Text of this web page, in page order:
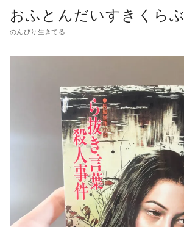
おふとんだいすきくらぶ
のんびり生きてる